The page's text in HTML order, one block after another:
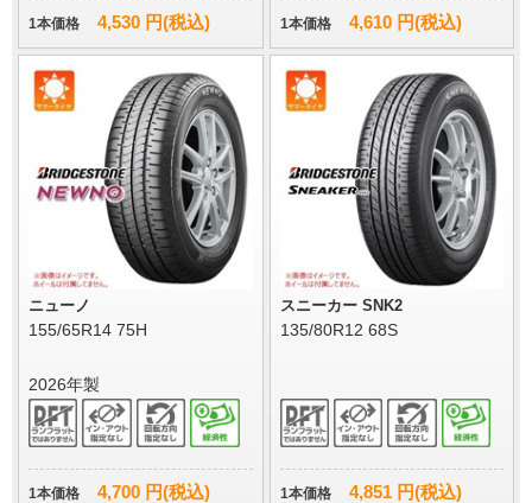
1本価格 4,530 円(税込) 1本価格 4,610 円(税込)
ニューノ
155/65R14 75H
2026年製
1本価格 4,700 円(税込)
スニーカー SNK2
135/80R12 68S
1本価格 4,851 円(税込)